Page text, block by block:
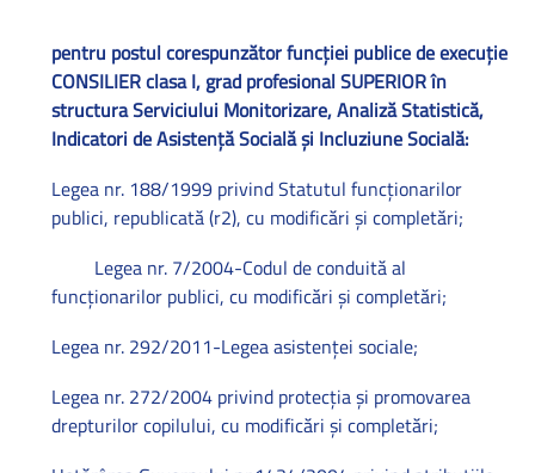
pentru postul corespunzător funcţiei publice de execuţie
CONSILIER clasa I, grad profesional SUPERIOR în
structura Serviciului Monitorizare, Analiză Statistică,
Indicatori de Asistenţă Socială şi Incluziune Socială:
Legea nr. 188/1999 privind Statutul funcţionarilor
publici, republicată (r2), cu modificări şi completări;
Legea nr. 7/2004-Codul de conduită al
funcţionarilor publici, cu modificări şi completări;
Legea nr. 292/2011-Legea asistenţei sociale;
Legea nr. 272/2004 privind protecţia şi promovarea
drepturilor copilului, cu modificări şi completări;